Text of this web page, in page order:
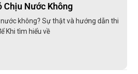
Chịu Nước Không
không? Sự thật và hướng dẫn thi
Khi tìm hiểu về